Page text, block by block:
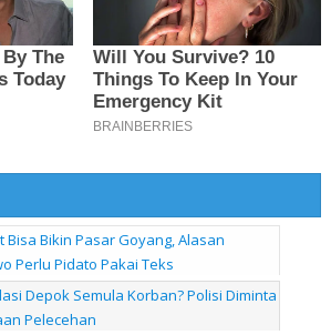
Bisa Bikin Pasar Goyang, Alasan
Perlu Pidato Pakai Teks
Depok Semula Korban? Polisi Diminta
Pelecehan